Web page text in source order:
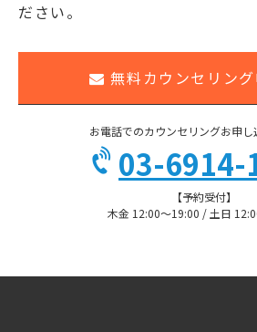
ださい。
無料カウンセリン
お電話でのカウンセリングお申し
03-6914-
【予約受付】
木金 12:00〜19:00 / 土日